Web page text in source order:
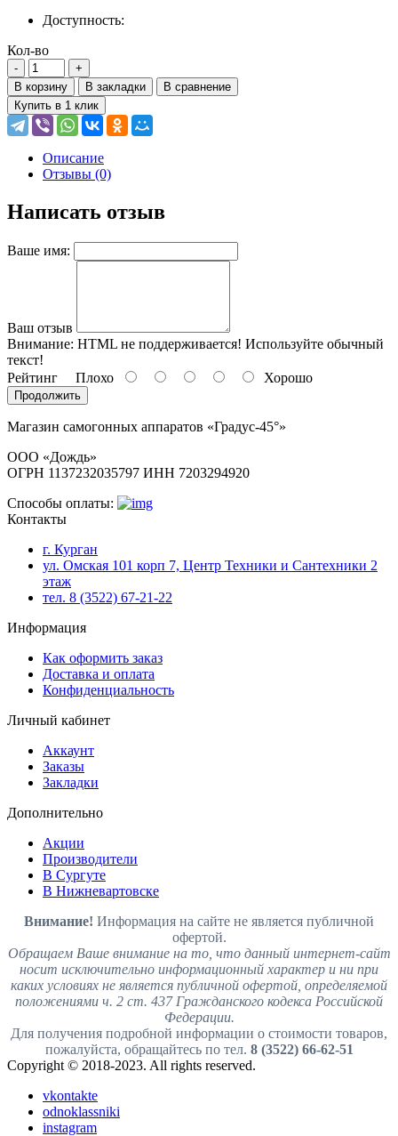
Доступность:
Кол-во
В корзину В закладки
В сравнение
Купить в 1 клик
Описание
Отзывы (0)
Написать отзыв
Ваше имя:
Ваш отзыв
Внимание: HTML не поддерживается! Используйте обычный
текст!
Рейтинг Плохо Хорошо
Продолжить
Магазин самогонных аппаратов «Градус-45°»
ООО «Дождь»
ОГРН 1137232035797 ИНН 7203294920
Способы оплаты:
Контакты
г. Курган
ул. Омская 101 корп 7, Центр Техники и Сантехники 2
этаж
тел. 8 (3522) 67-21-22
Информация
Как оформить заказ
Доставка и оплата
Конфиденциальность
Личный кабинет
Аккаунт
Заказы
Закладки
Дополнительно
Акции
Производители
В Сургуте
В Нижневартовске
Внимание! Информация на сайте не является публичной
офертой.
Обращаем Ваше внимание на то, что данный интернет-сайт
носит исключительно информационный характер и ни при
каких условиях не является публичной офертой, определяемой
положениями ч. 2 ст. 437 Гражданского кодекса Российской
Федерации.
Для получения подробной информации о стоимости товаров,
пожалуйста, обращайтесь по тел. 8 (3522) 66-62-51
Copyright © 2018-2023. All rights reserved.
vkontakte
odnoklassniki
instagram